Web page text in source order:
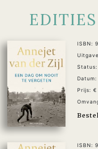
ISBN:
Prijs: €
ISBN: